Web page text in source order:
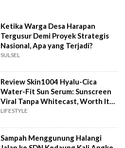
Ketika Warga Desa Harapan
Tergusur Demi Proyek Strategis
Nasional, Apa yang Terjadi?
SULSEL
Review Skin1004 Hyalu-Cica
Water-Fit Sun Serum: Sunscreen
Viral Tanpa Whitecast, Worth It
to Buy?
LIFESTYLE
Sampah Menggunung Halangi